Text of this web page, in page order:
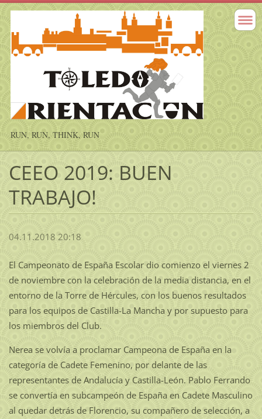
RUN, RUN, THINK, RUN
CEEO 2019: BUEN
TRABAJO!
04.11.2018 20:18
El Campeonato de España Escolar dio comienzo el viernes 2
de noviembre con la celebración de la media distancia, en el
entorno de la Torre de Hércules, con los buenos resultados
para los equipos de Castilla-La Mancha y por supuesto para
los miembros del Club.
Nerea se volvía a proclamar Campeona de España en la
categoría de Cadete Femenino, por delante de las
representantes de Andalucía y Castilla-León. Pablo Ferrando
se convertía en subcampeón de España en Cadete Masculino
al quedar detrás de Florencio, su compañero de selección, a